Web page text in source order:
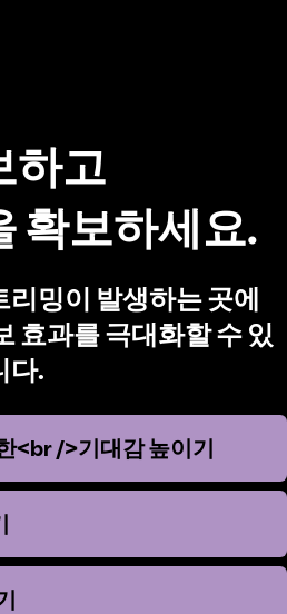
하고
확보하세요.
리밍이 발생하는 곳에
효과를 극대화할 수 있
다.
<br />기대감 높이기
<br />기대감 높이기